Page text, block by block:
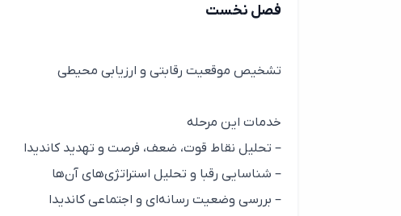
فصل نخست
تشخیص موقعیت رقابتی و ارزیابی محیطی
خدمات این مرحله
– تحلیل نقاط قوت، ضعف، فرصت و تهدید کاندیدا
– شناسایی رقبا و تحلیل استراتژی‌های آن‌ها
– بررسی وضعیت رسانه‌ای و اجتماعی کاندیدا